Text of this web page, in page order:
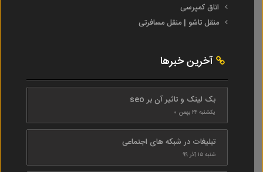
اتاق کمپرسی
منقل تاشو | منقل مسافرتی
آخرین خبرها
بک لینک و تاثیر آن بر seo
یکشنبه ۲۴ بهمن ۰
تبلیغات در شبکه های اجتماعی
شنبه ۱۵ آذر ۹۹